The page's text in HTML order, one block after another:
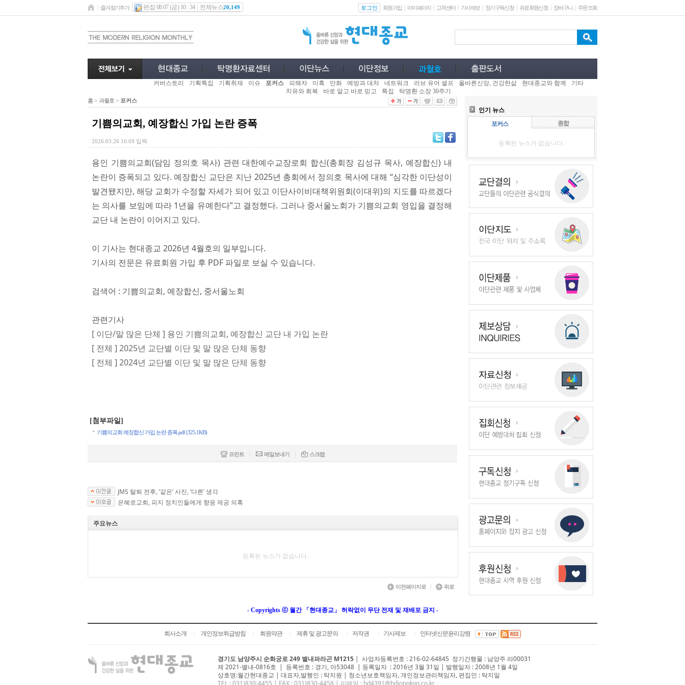
즐겨찾기추가 편집 08.07 (금) 10 : 34 전체뉴스20,149 로그인 회원가입 마이페이지 고객센터 기사제보 정기구독신청 유료회원신청 장바구니 주문조회
커버스토리 기획특집 기획취재 이슈 포커스 피해자 미혹 만화 예방과 대처 네트워크 러브 유어 셀프 올바른신앙, 건강한삶 현대종교와 함께
기타
치유와 회복
바로 알고 바로 믿고 특집 탁명환 소장 30주기
홈 > 과월호 > 포커스
기쁨의교회, 예장합신 가입 논란 증폭
2026.03.26 10:09 입력
용인 기쁨의교회(담임 정의호 목사) 관련 대한예수교장로회 합신(총회장 김성규 목사, 예장합신) 내
논란이 증폭되고 있다. 예장합신 교단은 지난 2025년 총회에서 정의호 목사에 대해 “심각한 이단성이
발견됐지만, 해당 교회가 수정할 자세가 되어 있고 이단사이비대책위원회(이대위)의 지도를 따르겠다
는 의사를 보임에 따라 1년을 유예한다”고 결정했다. 그러나 중서울노회가 기쁨의교회 영입을 결정해
교단 내 논란이 이어지고 있다.
이 기사는 현대종교 2026년 4월호의 일부입니다.
기사의 전문은 유료회원 가입 후 PDF 파일로 보실 수 있습니다.
검색어 : 기쁨의교회, 예장합신, 중서울노회
관련기사
[ 이단/말 많은 단체 ] 용인 기쁨의교회, 예장합신 교단 내 가입 논란
[ 전체 ] 2025년 교단별 이단 및 말 많은 단체 동향
[ 전체 ] 2024년 교단별 이단 및 말 많은 단체 동향
[첨부파일]
기쁨의교회 예장합신 가입 논란 증폭.pdf (325.1KB)
프린트 메일보내기 스크랩
JMS 탈퇴 전후, ‘같은’ 사진, ‘다른’ 생각
은혜로교회, 피지 정치인들에게 향응 제공 의혹
주요뉴스
등록된 뉴스가 없습니다.
이전페이지로 | 위로
인기 뉴스
포커스
종합
등록된 뉴스가 없습니다.
- Copyrights ⓒ 월간 「현대종교」 허락없이 무단 전재 및 재배포 금지 -
회사소개 개인정보취급방침 회원약관 제휴 및 광고문의 저작권 기사제보 인터넷신문윤리강령
경기도 남양주시 순화궁로 249 별내파라곤 M1215 | 사업자등록번호 : 216-02-64845 정기간행물 : 남양주 라00031
제 2021-별내-0816호 | 등록번호 : 경기, 아53048 | 등록일자 : 2016년 3월 31일 | 발행일자 : 2008년 1월 4일
상호명:월간현대종교 | 대표자,발행인 : 탁지원 | 청소년보호책임자, 개인정보관리책임자, 편집인 : 탁지일
TEL : 031)830-4455 | FAX : 031)830-4458 | 이메일 : hd4391@hdjongkyo.co.kr